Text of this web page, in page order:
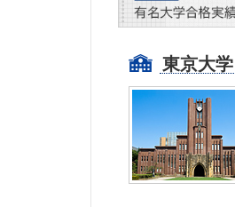
東京大学